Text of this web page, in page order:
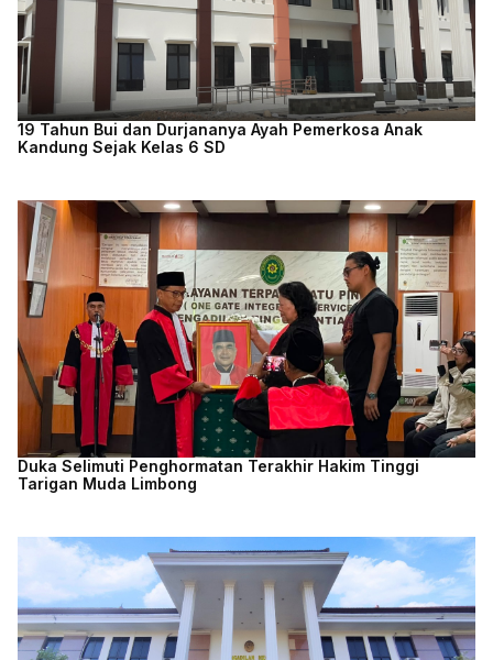
19 Tahun Bui dan Durjananya Ayah Pemerkosa Anak
Kandung Sejak Kelas 6 SD
Duka Selimuti Penghormatan Terakhir Hakim Tinggi
Tarigan Muda Limbong